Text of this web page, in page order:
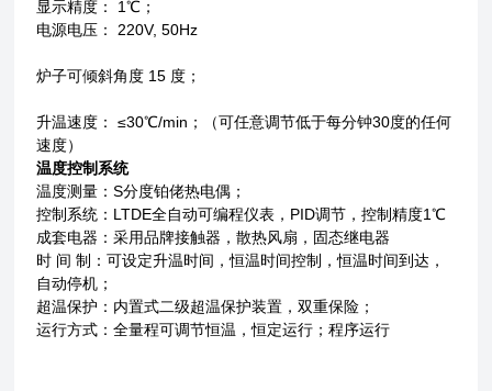
显示精度：
1℃；
电源电压：
220V, 50Hz
炉子可倾斜角度 15 度；
升温速度： ≤30℃/min ；（可任意调节低于每分钟30度的任何
速度）
温度控制系统
温度测量：S分度铂佬热电偶；
控制系统： LTDE全自动可编程仪表， PID调节，控制精度1℃
成套电器：采用品牌接触器，散热风扇，固态继电器
时 间 制：可设定升温时间，恒温时间控制，恒温时间到达，
自动停机；
超温保护：内置式二级超温保护装置，双重保险；
运行方式：全量程可调节恒温，恒定运行；程序运行